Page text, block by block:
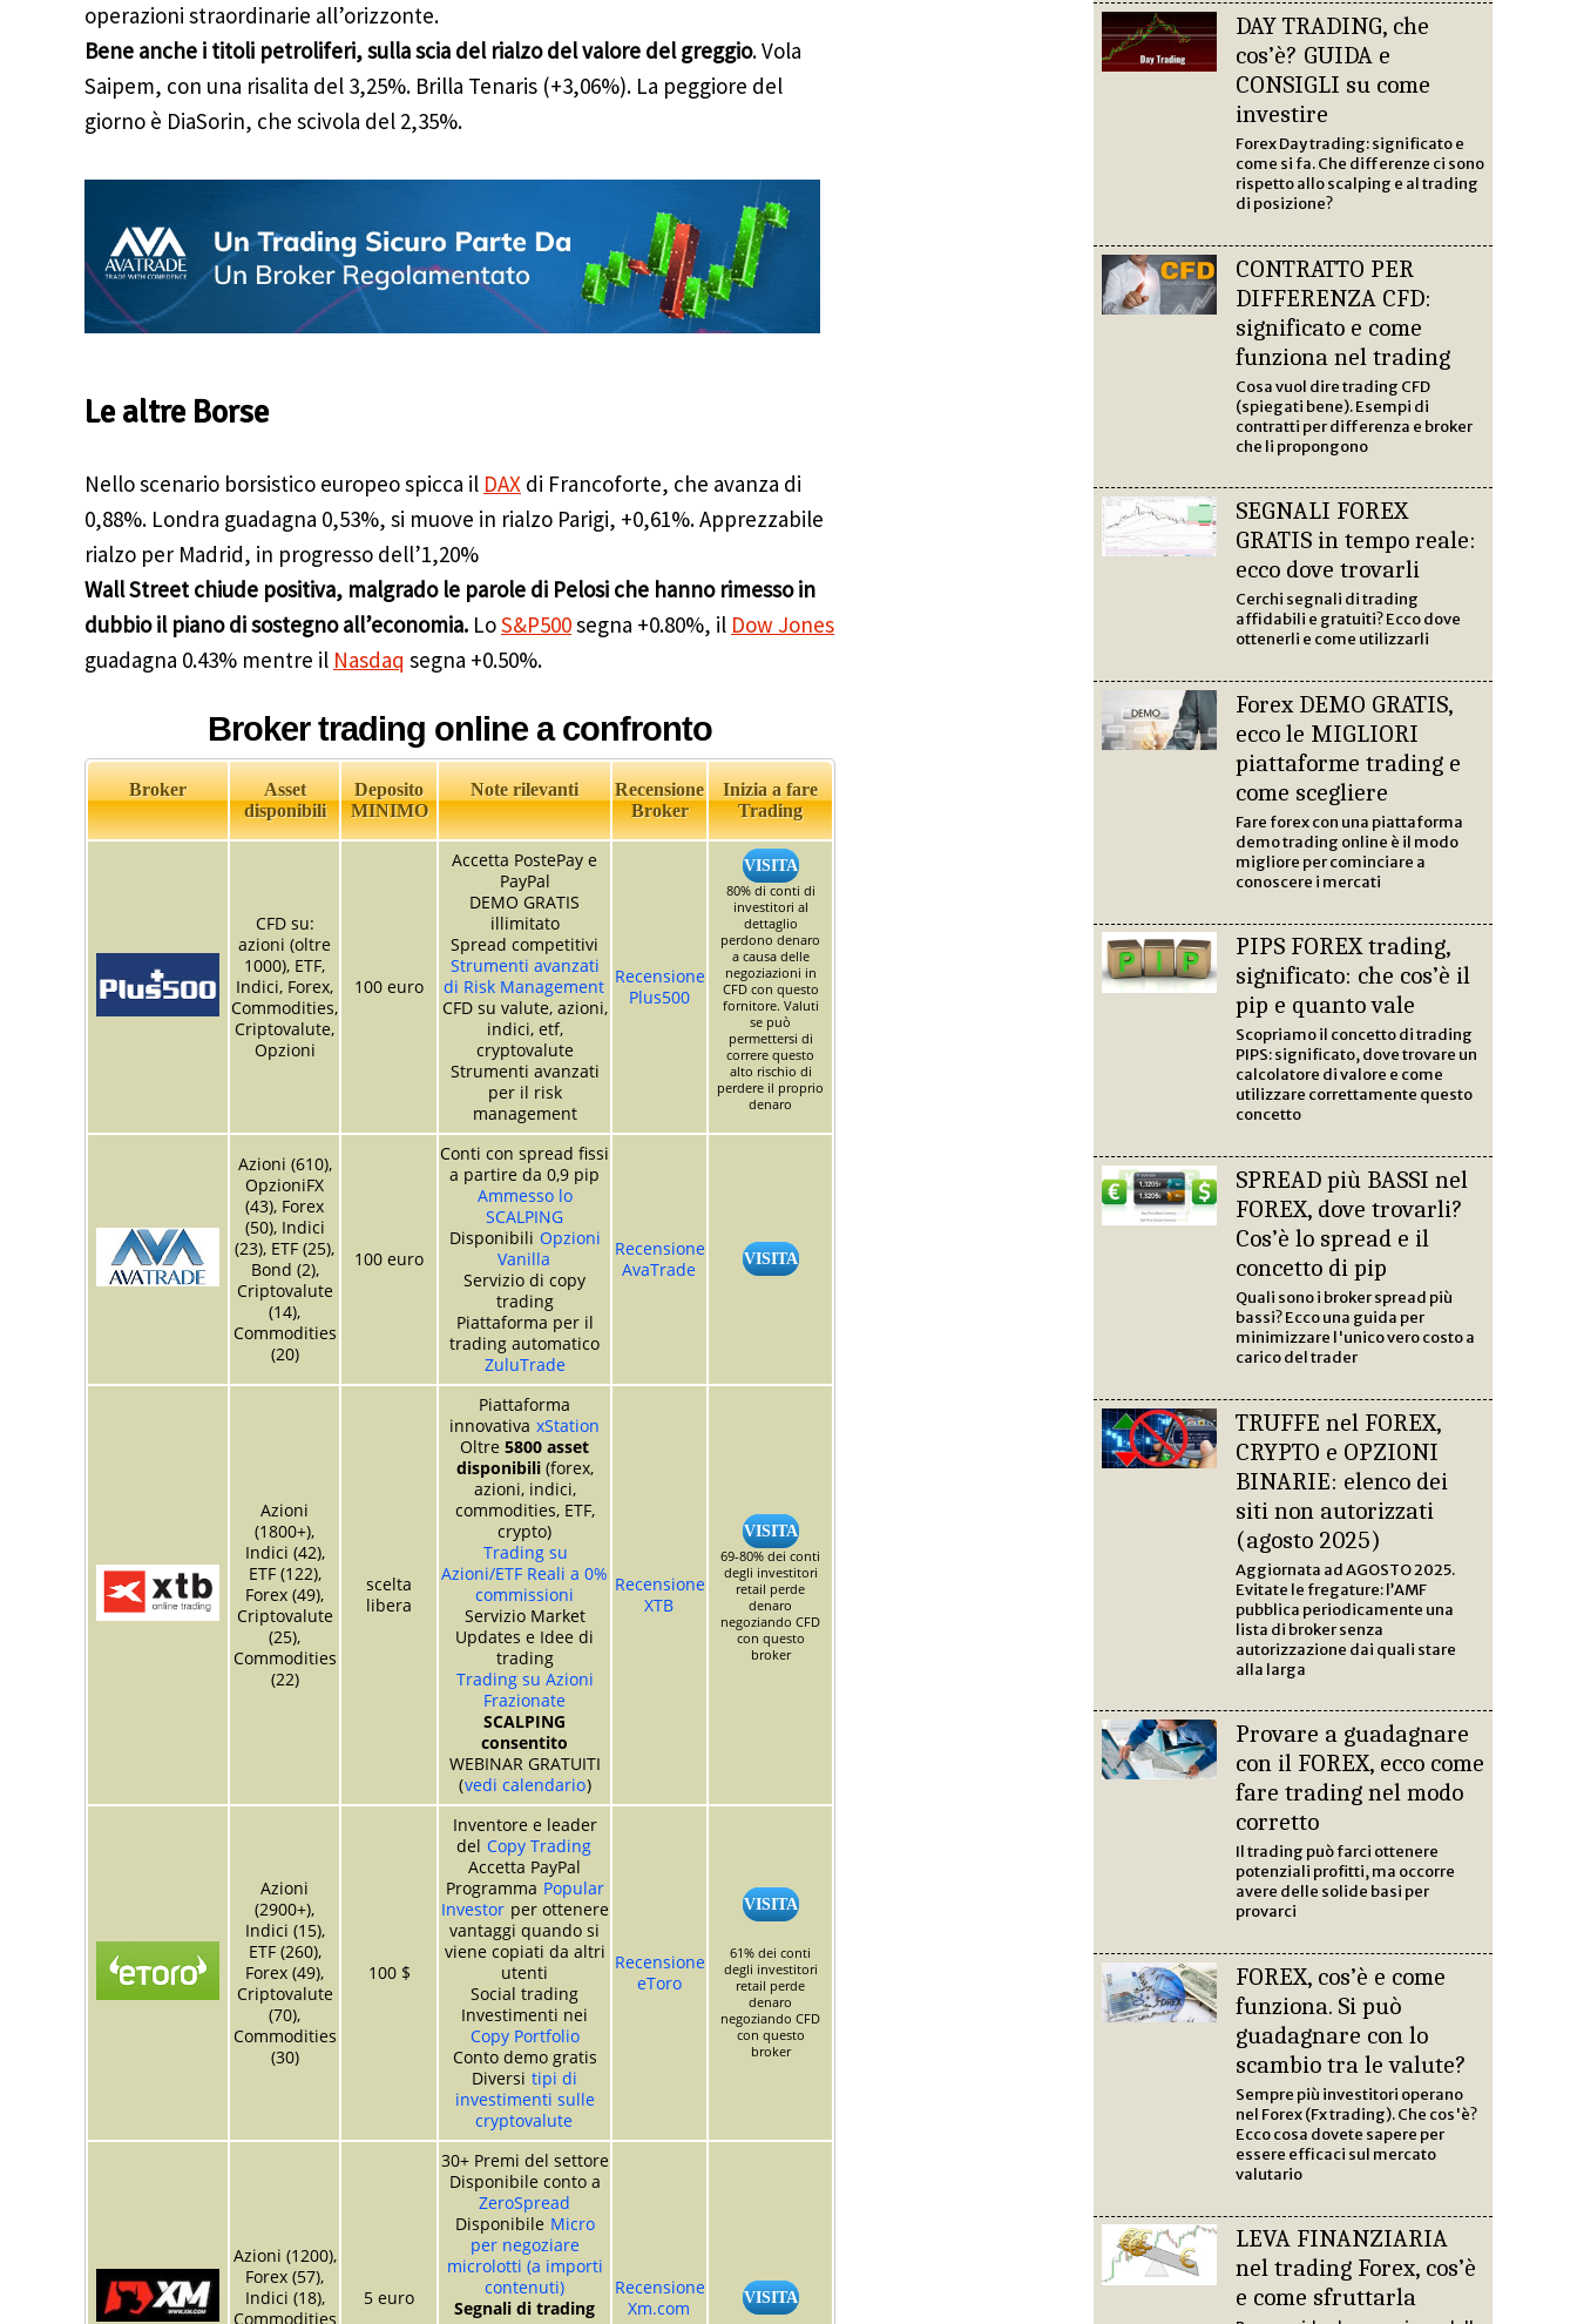
operazioni straordinarie all’orizzonte.
Bene anche i titoli petroliferi, sulla scia del rialzo del valore del greggio. Vola
Saipem, con una risalita del 3,25%. Brilla Tenaris (+3,06%). La peggiore del
giorno è DiaSorin, che scivola del 2,35%.
Le altre Borse
Nello scenario borsistico europeo spicca il DAX di Francoforte, che avanza di
0,88%. Londra guadagna 0,53%, si muove in rialzo Parigi, +0,61%. Apprezzabile
rialzo per Madrid, in progresso dell’1,20%
Wall Street chiude positiva, malgrado le parole di Pelosi che hanno rimesso in
dubbio il piano di sostegno all’economia. LoS&P500segna +0.80%, il Dow Jones
guadagna 0.43% mentre il Nasdaq segna +0.50%.
Broker trading online a confronto
Broker
Asset
disponibili
Deposito
MINIMO
Note rilevanti
Recensione
Broker
Inizia a fare
Trading
CFD su:
azioni (oltre
1000), ETF,
Indici, Forex,
Commodities,
Criptovalute,
Opzioni
100 euro
Accetta PostePay e
PayPal
DEMO GRATIS
illimitato
Spread competitivi
Strumenti avanzati
di Risk Management
CFD su valute, azioni,
indici, etf,
cryptovalute
Strumenti avanzati
per il risk
management
Recensione
Plus500
VISITA
80% di conti di
investitori al
dettaglio
perdono denaro
a causa delle
negoziazioni in
CFD con questo
fornitore. Valuti
se può
permettersi di
correre questo
alto rischio di
perdere il proprio
denaro
Azioni (610),
OpzioniFX
(43), Forex
(50), Indici
(23), ETF (25),
Bond (2),
Criptovalute
(14),
Commodities
(20)
100 euro
Conti con spread fissi
a partire da 0,9 pip
Ammesso lo
SCALPING
Disponibili Opzioni
Vanilla
Servizio di copy
trading
Piattaforma per il
trading automatico
ZuluTrade
Recensione
AvaTrade
VISITA
Azioni
(1800+),
Indici (42),
ETF (122),
Forex (49),
Criptovalute
(25),
Commodities
(22)
scelta
libera
Piattaforma
innovativa xStation
Oltre 5800 asset
disponibili(forex,
azioni, indici,
commodities, ETF,
crypto)
Trading su
Azioni/ETF Reali a 0%
commissioni
Servizio Market
Updates e Idee di
trading
Trading su Azioni
Frazionate
SCALPING
consentito
WEBINAR GRATUITI
(vedi calendario)
Recensione
XTB
VISITA
69-80% dei conti
degli investitori
retail perde
denaro
negoziando CFD
con questo
broker
Azioni
(2900+),
Indici (15),
ETF (260),
Forex (49),
Criptovalute
(70),
Commodities
(30)
100 $
Inventore e leader
del Copy Trading
Accetta PayPal
Programma Popular
Investor per ottenere
vantaggi quando si
viene copiati da altri
utenti
Social trading
Investimenti nei
Copy Portfolio
Conto demo gratis
Diversi tipi di
investimenti sulle
cryptovalute
Recensione
eToro
VISITA
61% dei conti
degli investitori
retail perde
denaro
negoziando CFD
con questo
broker
Azioni (1200),
Forex (57),
Indici (18),
Commodities
5 euro
30+ Premi del settore
Disponibile conto a
ZeroSpread
Disponibile Micro
per negoziare
microlotti (a importi
contenuti)
Segnali di trading
Recensione
Xm.com
VISITA
DAY TRADING, che
cos’è? GUIDA e
CONSIGLI su come
investire
Forex Day trading: significato e
come si fa. Che differenze ci sono
rispetto allo scalping e al trading
di posizione?
CONTRATTO PER
DIFFERENZA CFD:
significato e come
funziona nel trading
Cosa vuol dire trading CFD
(spiegati bene). Esempi di
contratti per differenza e broker
che li propongono
SEGNALI FOREX
GRATIS in tempo reale:
ecco dove trovarli
Cerchi segnali di trading
affidabili e gratuiti? Ecco dove
ottenerli e come utilizzarli
Forex DEMO GRATIS,
ecco le MIGLIORI
piattaforme trading e
come scegliere
Fare forex con una piattaforma
demo trading online è il modo
migliore per cominciare a
conoscere i mercati
PIPS FOREX trading,
significato: che cos’è il
pip e quanto vale
Scopriamo il concetto di trading
PIPS: significato, dove trovare un
calcolatore di valore e come
utilizzare correttamente questo
concetto
SPREAD più BASSI nel
FOREX, dove trovarli?
Cos’è lo spread e il
concetto di pip
Quali sono i broker spread più
bassi? Ecco una guida per
minimizzare l'unico vero costo a
carico del trader
TRUFFE nel FOREX,
CRYPTO e OPZIONI
BINARIE: elenco dei
siti non autorizzati
(agosto 2025)
Aggiornata ad AGOSTO 2025.
Evitate le fregature: l’AMF
pubblica periodicamente una
lista di broker senza
autorizzazione dai quali stare
alla larga
Provare a guadagnare
con il FOREX, ecco come
fare trading nel modo
corretto
Il trading può farci ottenere
potenziali profitti, ma occorre
avere delle solide basi per
provarci
FOREX, cos’è e come
funziona. Si può
guadagnare con lo
scambio tra le valute?
Sempre più investitori operano
nel Forex (Fx trading). Che cos'è?
Ecco cosa dovete sapere per
essere efficaci sul mercato
valutario
LEVA FINANZIARIA
nel trading Forex, cos’è
e come sfruttarla